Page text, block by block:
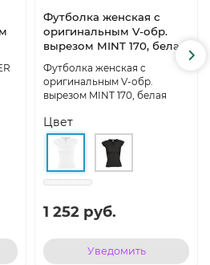
Футболка женская с
оригинальным V-обр.
вырезом MINT 170, белая
Футболка женская с
оригинальным V-обр.
вырезом MINT 170, белая
Цвет
1 252 руб.
Уведомить